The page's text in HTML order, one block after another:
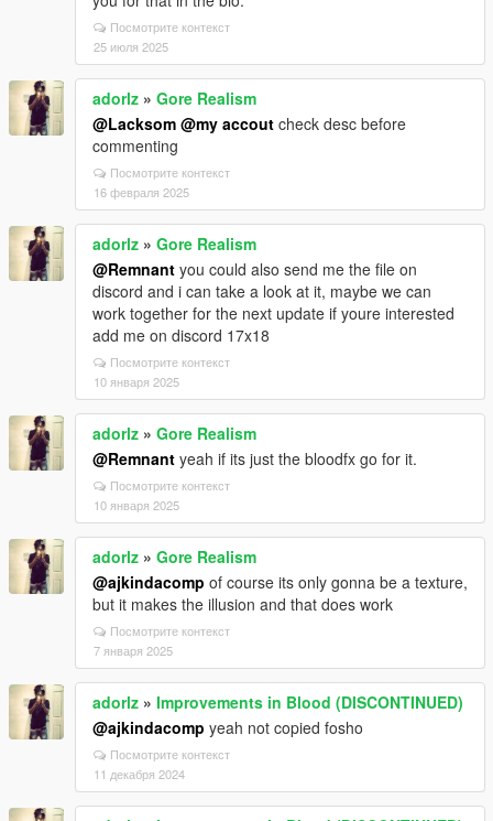
Посмотрите контекст
25 июля 2025
adorlz » Gore Realism
@Lacksom @my accout check desc before
commenting
Посмотрите контекст
16 февраля 2025
adorlz » Gore Realism
@Remnant you could also send me the file on
discord and i can take a look at it, maybe we can
work together for the next update if youre interested
add me on discord 17x18
Посмотрите контекст
10 января 2025
adorlz » Gore Realism
@Remnant yeah if its just the bloodfx go for it.
Посмотрите контекст
10 января 2025
adorlz » Gore Realism
@ajkindacomp of course its only gonna be a texture,
but it makes the illusion and that does work
Посмотрите контекст
7 января 2025
adorlz » Improvements in Blood (DISCONTINUED)
@ajkindacomp yeah not copied fosho
Посмотрите контекст
11 декабря 2024